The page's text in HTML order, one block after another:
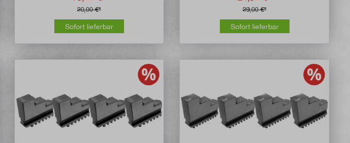
20,00 €*
Sofort lieferbar
29,00 €*
Sofort lieferbar